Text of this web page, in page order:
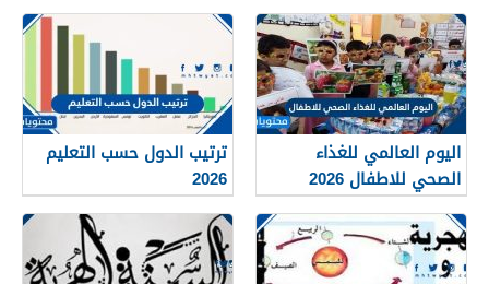
اليوم العالمي للغذاء
الصحي للاطفال 2026
ترتيب الدول حسب التعليم
2026